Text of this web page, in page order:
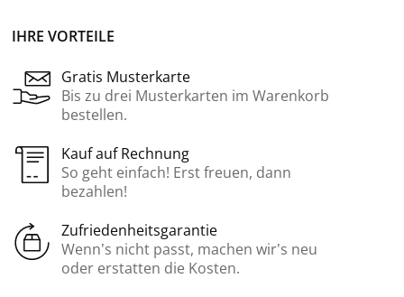
IHRE VORTEILE
Gratis Musterkarte
Bis zu drei Musterkarten im Warenkorb
bestellen.
Kauf auf Rechnung
So geht einfach! Erst freuen, dann
bezahlen!
Zufriedenheitsgarantie
Wenn’s nicht passt, machen wir’s neu
oder erstatten die Kosten.